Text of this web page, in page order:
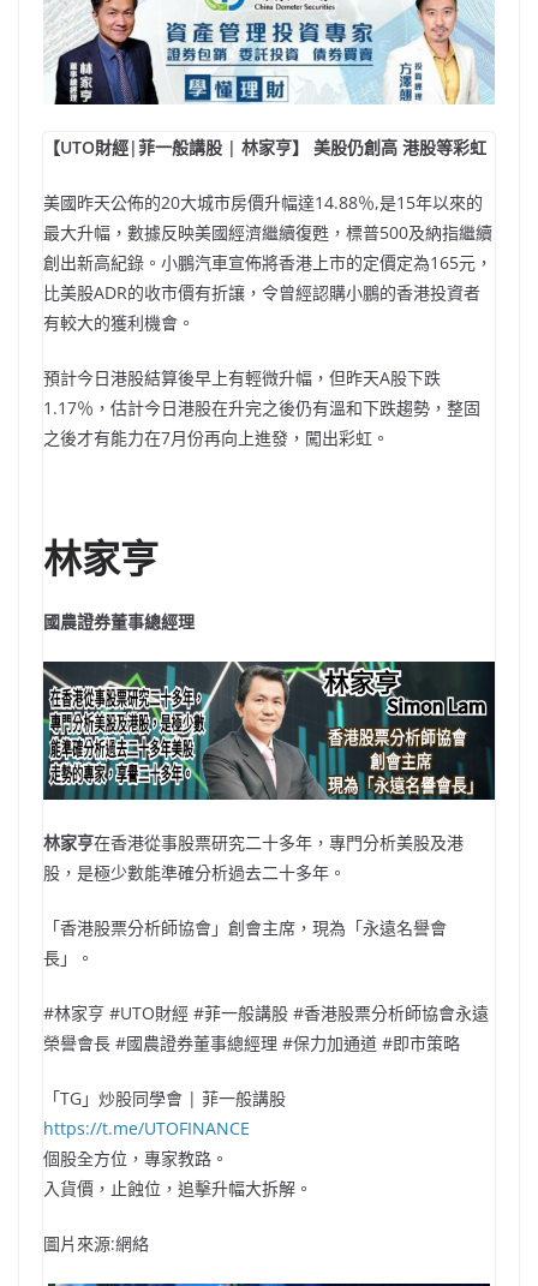
【UTO財經|菲一般講股 | 林家亨】 美股仍創高 港股等彩虹
美國昨天公佈的20大城市房價升幅達14.88％,是15年以來的
最大升幅，數據反映美國經濟繼續復甦，標普500及納指繼續
創出新高紀錄。小鵬汽車宣佈將香港上市的定價定為165元，
比美股ADR的收市價有折讓，令曾經認購小鵬的香港投資者
有較大的獲利機會。
預計今日港股結算後早上有輕微升幅，但昨天A股下跌
1.17％，估計今日港股在升完之後仍有溫和下跌趨勢，整固
之後才有能力在7月份再向上進發，闖出彩虹。
林家亨
國農證券董事總經理
林家亨在香港從事股票研究二十多年，專門分析美股及港
股，是極少數能準確分析過去二十多年。
「香港股票分析師協會」創會主席，現為「永遠名譽會
長」。
#林家亨 #UTO財經 #菲一般講股 #香港股票分析師協會永遠
榮譽會長 #國農證券董事總經理 #保力加通道 #即市策略
「TG」炒股同學會 | 菲一般講股
https://t.me/UTOFINANCE
個股全方位，專家教路。
入貨價，止蝕位，追擊升幅大拆解。
圖片來源:網絡